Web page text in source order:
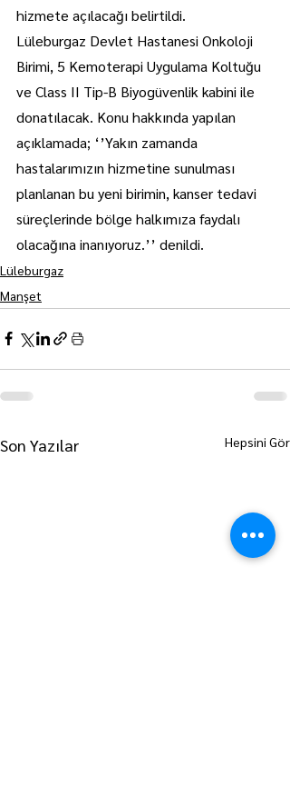
hizmete açılacağı belirtildi.
Lüleburgaz Devlet Hastanesi Onkoloji
Birimi, 5 Kemoterapi Uygulama Koltuğu
ve Class II Tip-B Biyogüvenlik kabini ile
donatılacak. Konu hakkında yapılan
açıklamada; ‘’Yakın zamanda
hastalarımızın hizmetine sunulması
planlanan bu yeni birimin, kanser tedavi
süreçlerinde bölge halkımıza faydalı
olacağına inanıyoruz.’’ denildi.
Lüleburgaz
Manşet
Son Yazılar Hepsini Gör